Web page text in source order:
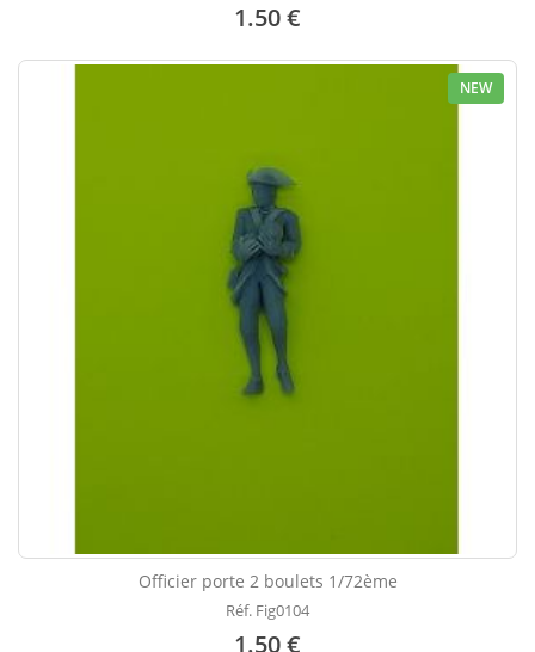
1.50 €
NEW
Officier porte 2 boulets 1/72ème
Réf. Fig0104
1.50 €